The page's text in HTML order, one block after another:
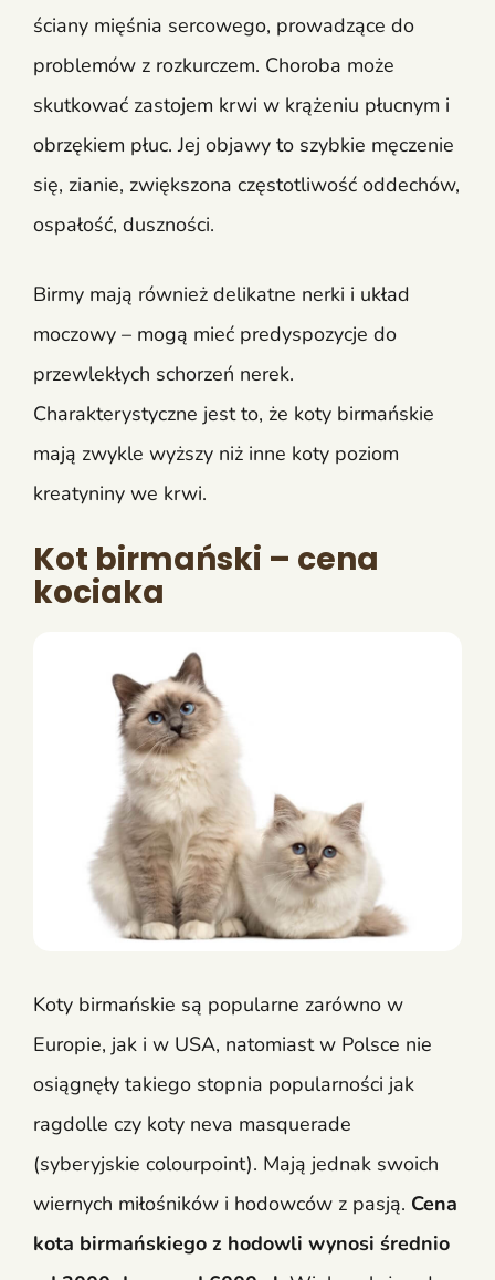
ściany mięśnia sercowego, prowadzące do
problemów z rozkurczem. Choroba może
skutkować zastojem krwi w krążeniu płucnym i
obrzękiem płuc. Jej objawy to szybkie męczenie
się, zianie, zwiększona częstotliwość oddechów,
ospałość, duszności.
Birmy mają również delikatne nerki i układ
moczowy – mogą mieć predyspozycje do
przewlekłych schorzeń nerek.
Charakterystyczne jest to, że koty birmańskie
mają zwykle wyższy niż inne koty poziom
kreatyniny we krwi.
Kot birmański – cena
kociaka
Koty birmańskie są popularne zarówno w
Europie, jak i w USA, natomiast w Polsce nie
osiągnęły takiego stopnia popularności jak
ragdolle czy koty neva masquerade
(syberyjskie colourpoint). Mają jednak swoich
wiernych miłośników i hodowców z pasją. Cena
kota birmańskiego z hodowli wynosi średnio